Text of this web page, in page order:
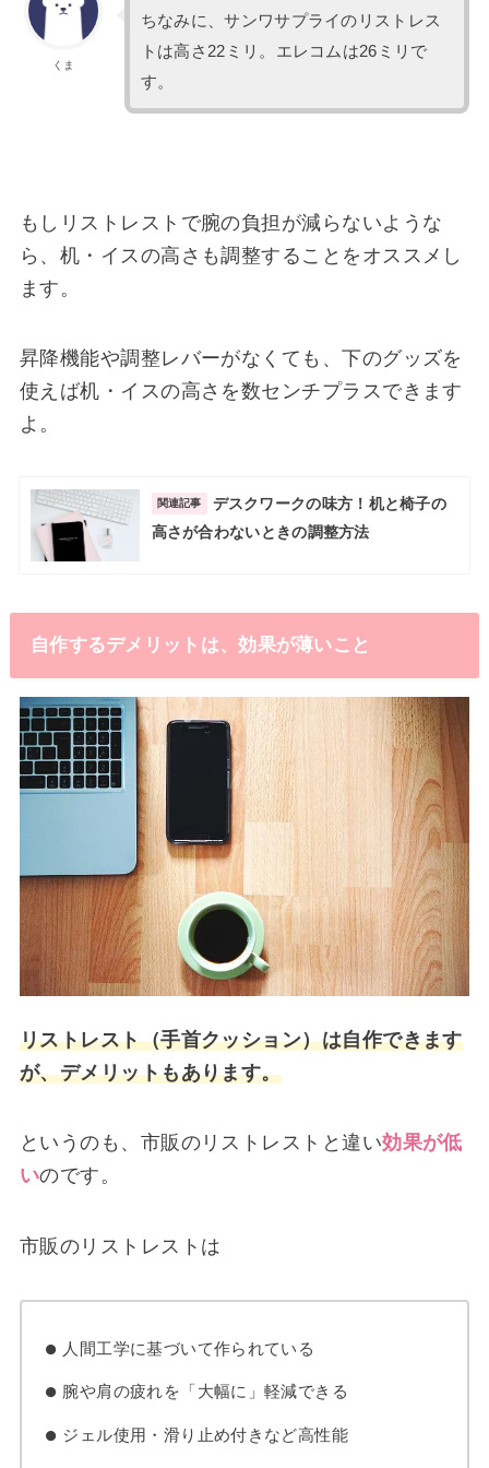
くま
ちなみに、サンワサプライのリストレス
トは高さ22ミリ。エレコムは26ミリで
す。
もしリストレストで腕の負担が減らないような
ら、机・イスの高さも調整することをオススメし
ます。
昇降機能や調整レバーがなくても、下のグッズを
使えば机・イスの高さを数センチプラスできます
よ。
関連記事
デスクワークの味方！机と椅子の
高さが合わないときの調整方法
自作するデメリットは、効果が薄いこと
リストレスト（手首クッション）は自作できます
が、デメリットもあります。
というのも、市販のリストレストと違い効果が低
いのです。
市販のリストレストは
人間工学に基づいて作られている
腕や肩の疲れを「大幅に」軽減できる
ジェル使用・滑り止め付きなど高性能